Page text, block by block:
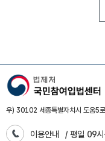
우) 30102 세종특별자치시 도움5
이용안내
/ 평일 09